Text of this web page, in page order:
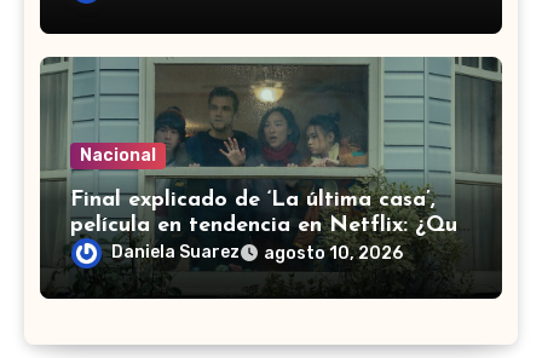
Nacional
Final explicado de ‘La última casa’,
película en tendencia en Netflix: ¿Qué
pasa con la familia?
Daniela Suarez agosto 10, 2026